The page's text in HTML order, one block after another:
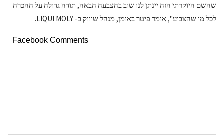
שהשם היוקרתי הזה יינתן לנו שוב בהצבעה הבאה, תודה גדולה על ההכרה
לכל מי שהצביע", אומר פיטר באומן, מנהל שיווק ב- LIQUI MOLY.
Facebook Comments